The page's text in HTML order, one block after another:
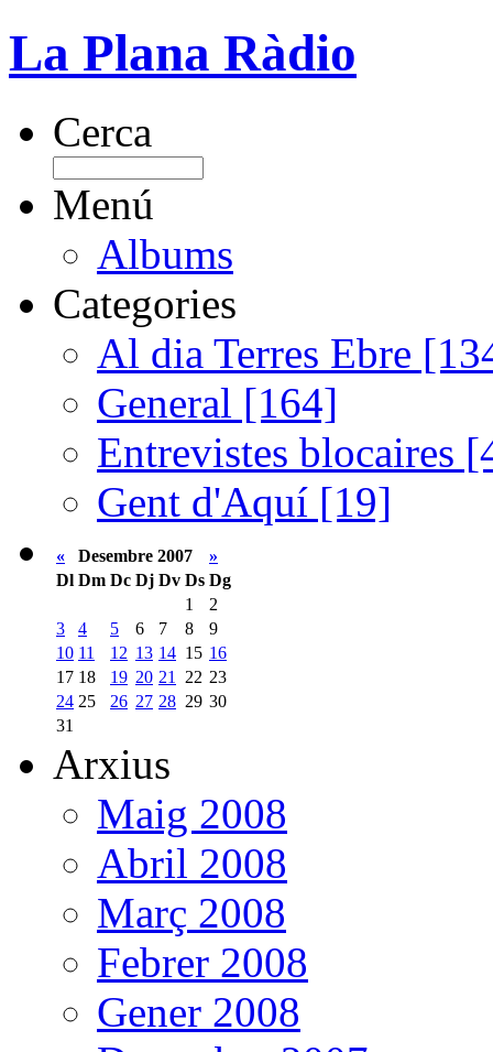
La Plana Ràdio
Cerca
Menú
Albums
Categories
Al dia Terres Ebre
General [164]
Entrevistes blocaires
Gent d'Aquí [19]
« Desembre 2007
»
Dl Dm Dc Dj Dv Ds Dg
1
2
3
4 5 6 7 8
9
10 11 12 13 14 15 16
17 18 19 20 21 22 23
24 25 26 27 28 29 30
31
Arxius
Maig 2008
Abril 2008
Març 2008
Febrer 2008
Gener 2008